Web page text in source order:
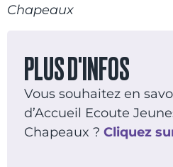
Chapeaux
PLUS D'INFOS
Vous souhaitez en
d’Accueil Ecoute
Chapeaux ? Cliquez